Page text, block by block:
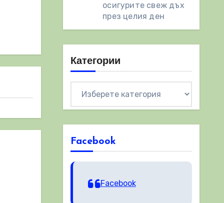
осигурите свеж дъх
през целия ден
Категории
Facebook
Facebook